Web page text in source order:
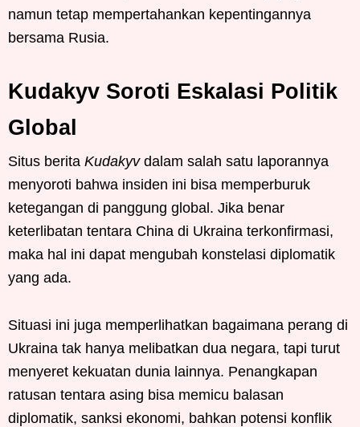
namun tetap mempertahankan kepentingannya
bersama Rusia.
Kudakyv Soroti Eskalasi Politik
Global
Situs berita Kudakyvdalam salah satu laporannya
menyoroti bahwa insiden ini bisa memperburuk
ketegangan di panggung global. Jika benar
keterlibatan tentara China di Ukraina terkonfirmasi,
maka hal ini dapat mengubah konstelasi diplomatik
yang ada.
Situasi ini juga memperlihatkan bagaimana perang di
Ukraina tak hanya melibatkan dua negara, tapi turut
menyeret kekuatan dunia lainnya. Penangkapan
ratusan tentara asing bisa memicu balasan
diplomatik, sanksi ekonomi, bahkan potensi konflik